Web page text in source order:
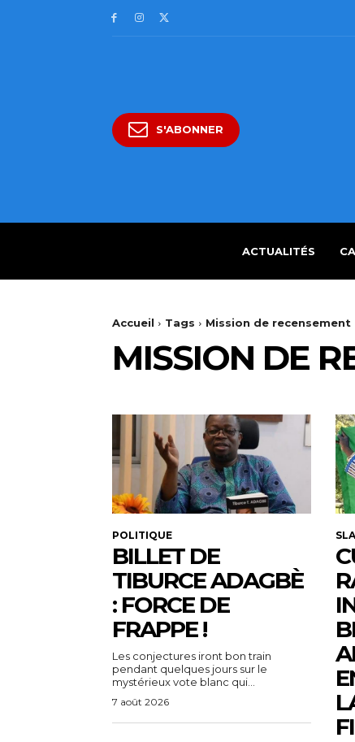
S'ABONNER
ACTUALITÉS
Accueil Tags Mission de recensement
MISSION DE
POLITIQUE
BILLET DE
TIBURCE ADAGBÈ
: FORCE DE
FRAPPE !
Les conjectures iront bon train
pendant quelques jours sur le
mystérieux vote blanc qui...
7 août 2026